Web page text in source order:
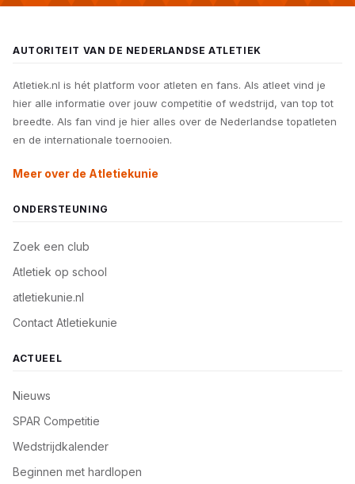
AUTORITEIT VAN DE NEDERLANDSE ATLETIEK
Atletiek.nl is hét platform voor atleten en fans. Als atleet vind je
hier alle informatie over jouw competitie of wedstrijd, van top tot
breedte. Als fan vind je hier alles over de Nederlandse topatleten
en de internationale toernooien.
Meer over de Atletiekunie
ONDERSTEUNING
Zoek een club
Atletiek op school
atletiekunie.nl
Contact Atletiekunie
ACTUEEL
Nieuws
SPAR Competitie
Wedstrijdkalender
Beginnen met hardlopen